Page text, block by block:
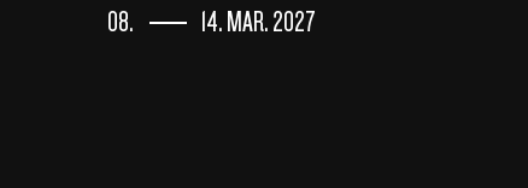
08. 14. MAR. 2027